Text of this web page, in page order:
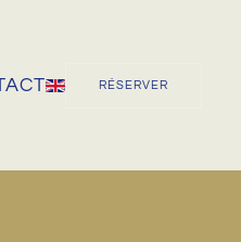
RÉSERVER